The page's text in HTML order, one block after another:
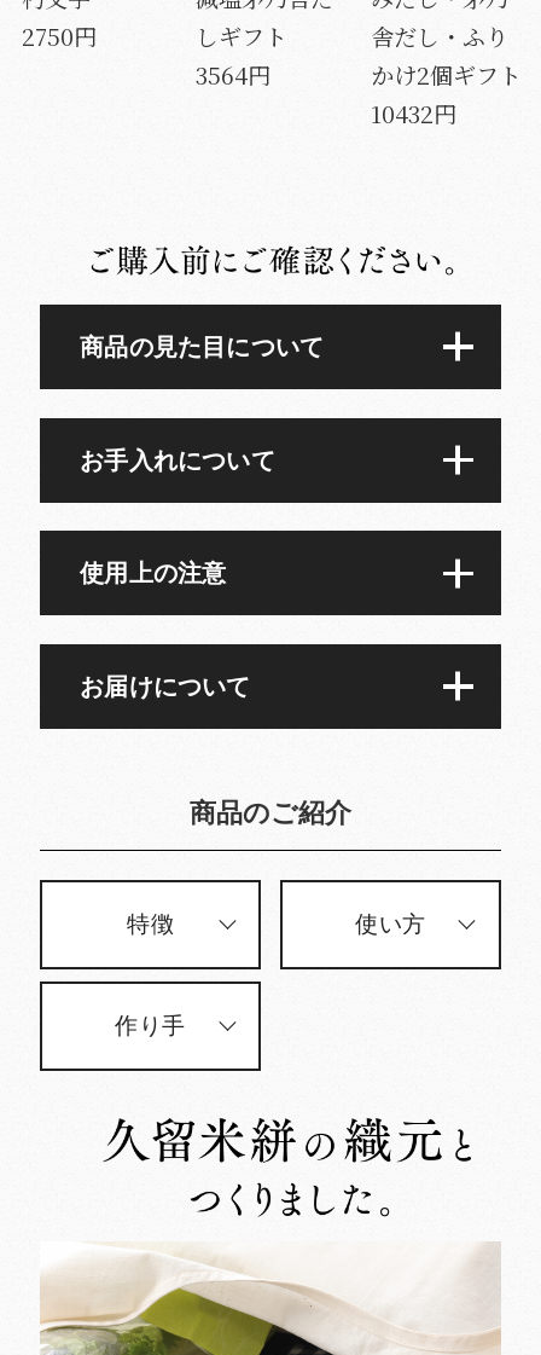
2750円
しギフト
3564円
舎だし・ふり
かけ2個ギフト
10432円
商品の見た目について
お手入れについて
使用上の注意
お届けについて
商品のご紹介
特徴 使い方
作り手